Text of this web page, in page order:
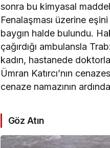
sonra bu kimyasal
Fenalaşması üzerine
baygın halde bulundu.
çağırdığı ambulansla
kadın, hastanede
Ümran Katırcı’nın
cenaze namazının
Göz Atın